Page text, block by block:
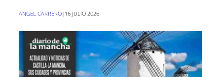
ANGEL CARRERO| 16 JULIO 2026